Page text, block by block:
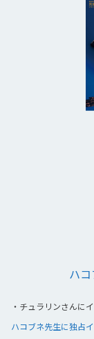
ハ
・ チュラリンさんに
ハコブネ先生に独占